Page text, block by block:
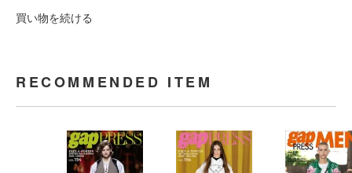
買い物を続ける
RECOMMENDED ITEM